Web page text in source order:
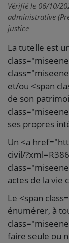
Vérifié le 06/10/
administrative
justice
La tutelle est
et/ou <span
de son
ses propres
Un <a
civil/
actes de la vie
Le <span
énumérer, à
faire seule ou